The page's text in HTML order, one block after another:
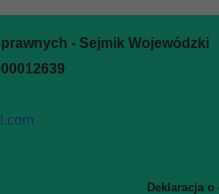
- Sejmik Wojewódzki
Deklaracja